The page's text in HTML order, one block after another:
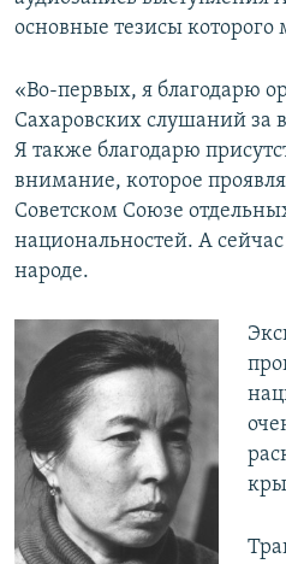
основные тезисы
«Во-первых, я благодарю
Сахаровских слушаний за
Я также благодарю
внимание, которое
Советском Союзе
национальностей. А
народе.